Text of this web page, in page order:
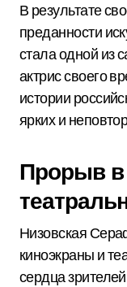
В результате
преданности
стала одной из
актрис своего
истории
ярких и
Прорыв в
Низовская
киноэкраны и
сердца